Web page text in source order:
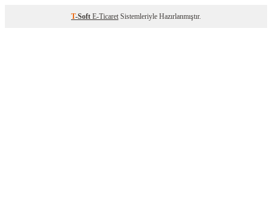
T-Soft E-Ticaret Sistemleriyle Hazırlanmıştır.